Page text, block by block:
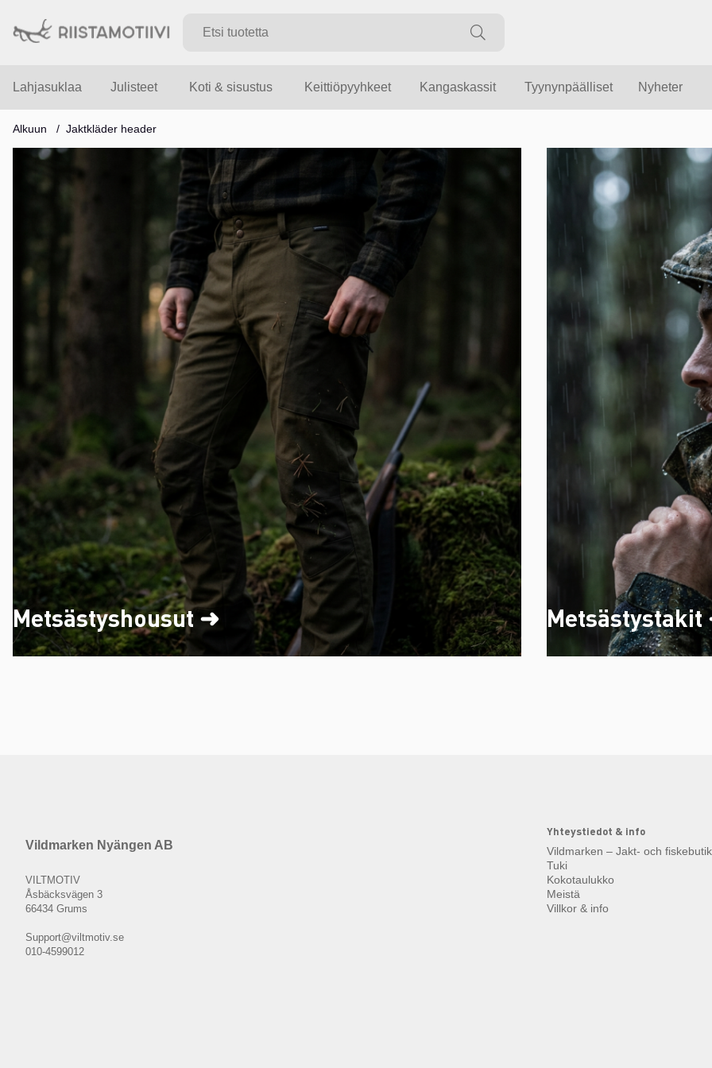
Lahjasuklaa Julisteet Koti & sisustus Keittiöpyyhkeet Kangaskassit Tyynynpäälliset Nyheter
Alkuun Jaktkläder header
Metsästyshousut ➜
Vildmarken Nyängen AB
VILTMOTIV
Åsbäcksvägen 3
66434 Grums
Support@viltmotiv.se
010-4599012
Yhteystiedot & info
Vildmarken – Jakt- och
Tuki
Kokotaulukko
Meistä
Villkor & info